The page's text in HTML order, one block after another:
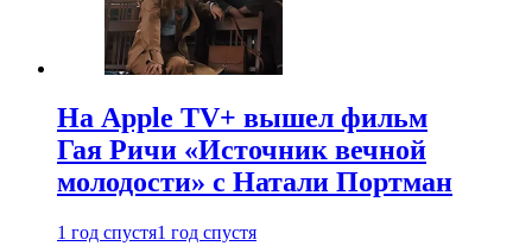
На Apple TV+ вышел фильм
Гая Ричи «Источник вечной
молодости» с Натали Портман
1 год спустя1 год спустя